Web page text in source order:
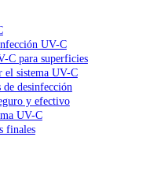
UV-C
C para superficies
el sistema UV-C
desinfección
y efectivo
UV-C
finales